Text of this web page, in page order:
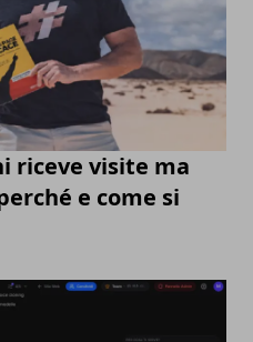
riceve visite ma
e come si